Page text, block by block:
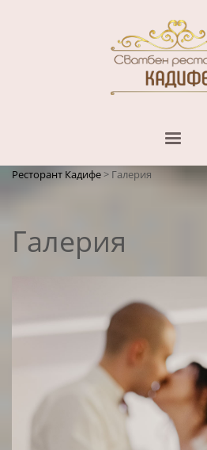
Ресторант Кадифе> Галерия
Галерия